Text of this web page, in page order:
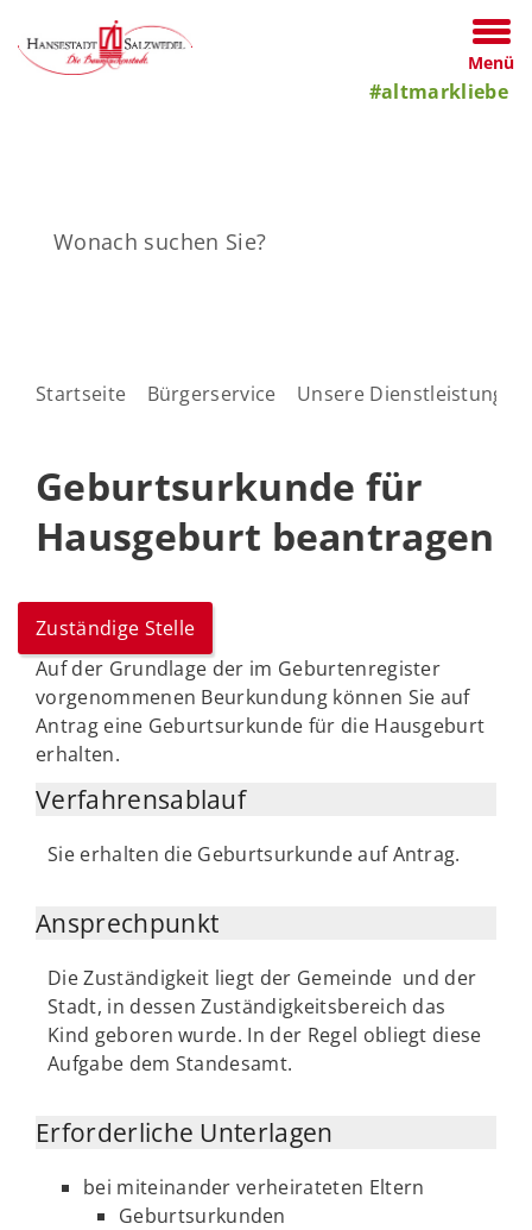
Menü
#altmarkliebe
Startseite Bürgerservice Unsere Dienstleistungen
Geburtsurkunde für
Hausgeburt beantragen
Zuständige Stelle
Auf der Grundlage der im Geburtenregister
vorgenommenen Beurkundung können Sie auf
Antrag eine Geburtsurkunde für die Hausgeburt
erhalten.
Verfahrensablauf
Sie erhalten die Geburtsurkunde auf Antrag.
Ansprechpunkt
Die Zuständigkeit liegt der Gemeinde und der
Stadt, in dessen Zuständigkeitsbereich das
Kind geboren wurde. In der Regel obliegt diese
Aufgabe dem Standesamt.
Erforderliche Unterlagen
bei miteinander verheirateten Eltern
Geburtsurkunden